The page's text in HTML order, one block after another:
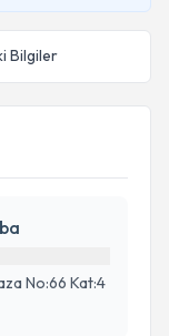
Bilgiler
No:66 Kat:4